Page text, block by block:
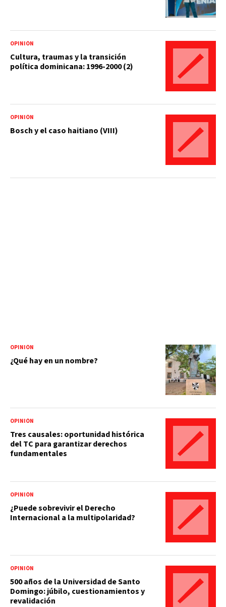
OPINIÓN
Cultura, traumas y la transición
política dominicana: 1996-2000 (2)
OPINIÓN
Bosch y el caso haitiano (VIII)
OPINIÓN
¿Qué hay en un nombre?
OPINIÓN
Tres causales: oportunidad histórica
del TC para garantizar derechos
fundamentales
OPINIÓN
¿Puede sobrevivir el Derecho
Internacional a la multipolaridad?
OPINIÓN
500 años de la Universidad de Santo
Domingo: júbilo, cuestionamientos y
revalidación